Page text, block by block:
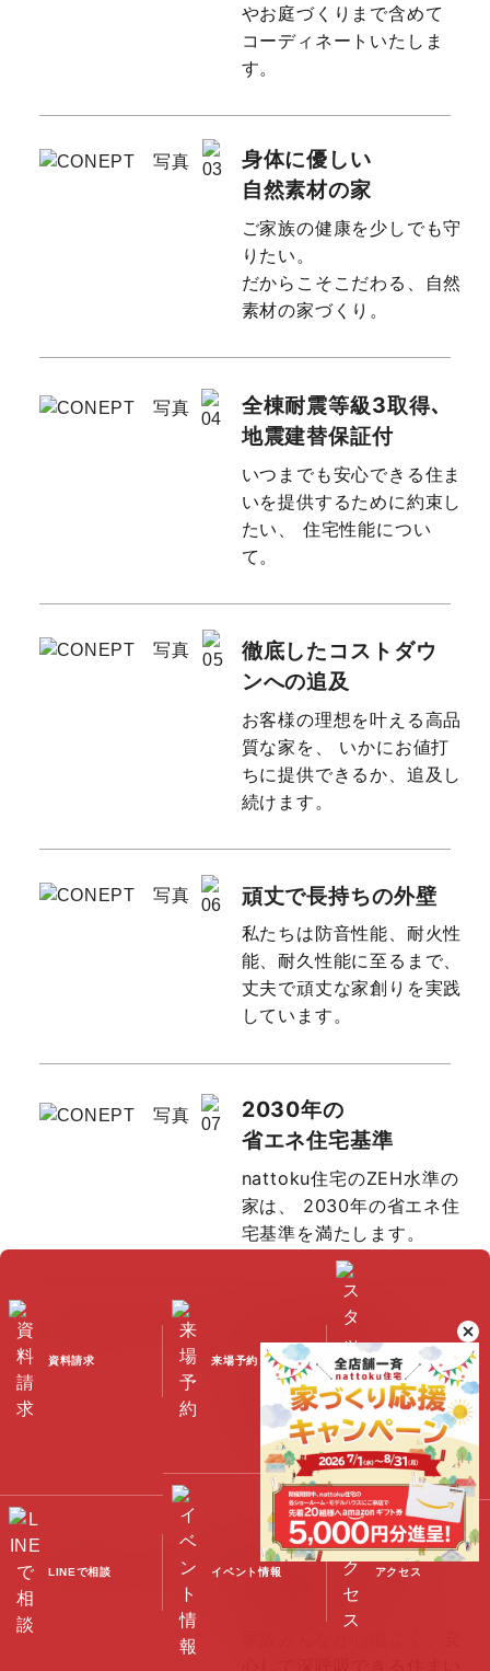
やお庭づくりまで含めて
コーディネートいたしま
す。
身体に優しい
自然素材の家
ご家族の健康を少しでも守
りたい。
だからこそこだわる、自然
素材の家づくり。
全棟耐震等級3取得､
地震建替保証付
いつまでも安心できる住ま
いを提供するために約束し
たい、
住宅性能につい
て。
徹底したコストダウ
ンへの追及
お客様の理想を叶える高品
質な家を、
いかにお値打
ちに提供できるか、追及し
続けます。
頑丈で長持ちの外壁
私たちは防音性能、耐火性
能、耐久性能に至るまで、
丈夫で頑丈な家創りを実践
しています。
2030年の
省エネ住宅基準
nattoku住宅のZEH水準の
家は、
2030年の省エネ住
宅基準を満たします。
100年点検住宅
住まいの品質をいつまでも
健康に保ち続けるため、
10項目100箇所の点検・メ
ンテナンスを実施していま
す。
快適な室内環境への
資料請求 来場予約 スタッフブログ
LINEで相談 イベント情報 アクセス